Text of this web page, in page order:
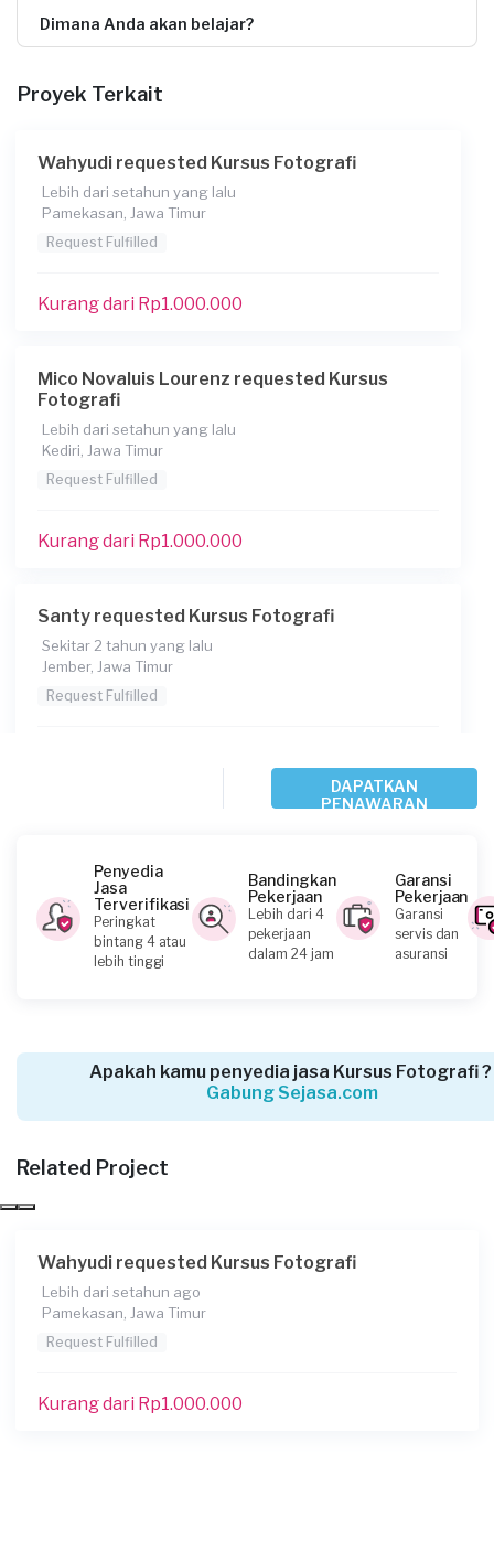
Dimana Anda akan belajar?
Kapan Anda membutuhkan layanan?
Informasi tambahan
Berapa budget total untuk layanan ini?
Rp 1.000.001 - 2.500.000
Proyek Terkait
Wahyudi requested Kursus Fotografi
Lebih dari setahun yang lalu
Pamekasan, Jawa Timur
Request Fulfilled
Kurang dari Rp1.000.000
Mico Novaluis Lourenz requested Kursus
Fotografi
Lebih dari setahun yang lalu
Kediri, Jawa Timur
Request Fulfilled
Kurang dari Rp1.000.000
Santy requested Kursus Fotografi
Sekitar 2 tahun yang lalu
Jember, Jawa Timur
Request Fulfilled
Hampir 5 tahun yang lalu
Banyuwangi, Jawa Timur
Request Fulfilled
Mohammad Muchtar requested Kursus
Lebih dari 5 tahun yang lalu
Request Fulfilled
M Wildan Adzka Ahabillah requested Kursus
Request Fulfilled
DAPATKAN
PENAWARAN
Penyedia
Jasa
Terverifikasi
Peringkat
bintang 4 atau
lebih tinggi
Bandingkan
Pekerjaan
Lebih dari 4
pekerjaan
dalam 24 jam
Garansi
Pekerjaan
Garansi
servis dan
asuransi
Apakah kamu penyedia jasa Kursus Fotografi ?
Gabung Sejasa.com
Related Project
Wahyudi requested Kursus Fotografi
Lebih dari setahun ago
Pamekasan, Jawa Timur
Request Fulfilled
Kurang dari Rp1.000.000